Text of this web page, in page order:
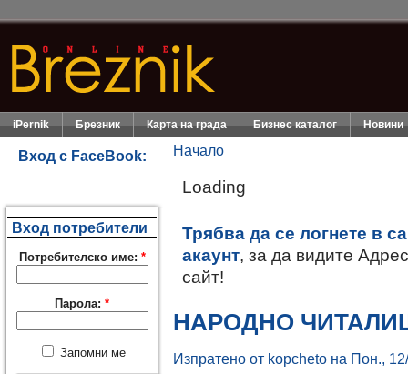
iPernik Брезник Карта на града Бизнес каталог Новини
Вход с FaceBook:
Вход потребители
Потребителско име: *
Парола: *
Запомни ме
Начало
Loading
Трябва да се логнете в
акаунт, за да видите
сайт!
НАРОДНО
Изпратено от kopcheto на Пон.,